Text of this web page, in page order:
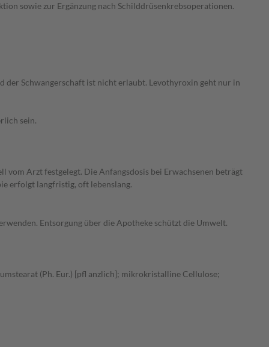
sowie zur Ergänzung nach Schilddrüsenkrebsoperationen.
der Schwangerschaft ist nicht erlaubt. Levothyroxin geht nur in
sein.
Arzt festgelegt. Die Anfangsdosis bei Erwachsenen beträgt
erfolgt langfristig, oft lebenslang.
Entsorgung über die Apotheke schützt die Umwelt.
(Ph. Eur.) [pfl anzlich]; mikrokristalline Cellulose;